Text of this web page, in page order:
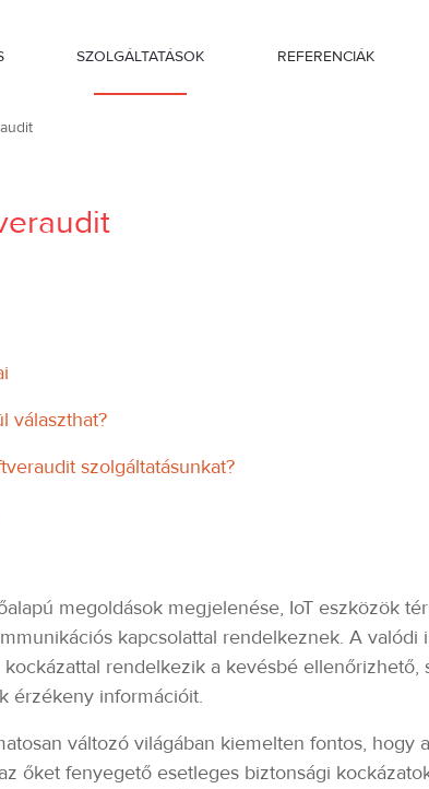
SZOLGÁLTATÁSOK REFERENCIÁK
választhat?
szolgáltatásunkat?
megoldások megjelenése, IoT eszközök
kapcsolattal rendelkeznek. A
rendelkezik a kevésbé
érzékeny információit.
változó világában kiemelten fontos,
őket fenyegető esetleges biztonsági